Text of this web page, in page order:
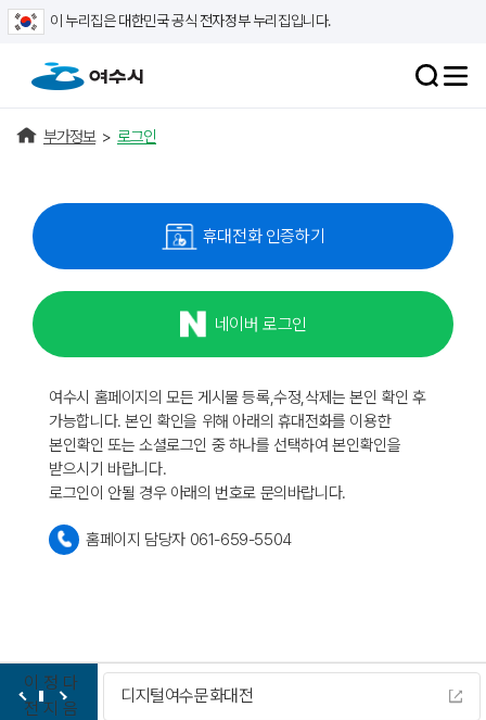
이 누리집은 대한민국 공식 전자정부 누리집입니다.
부가정보 > 로그인
휴대전화 인증하기
네이버 로그인
여수시 홈페이지의 모든 게시물 등록,수정,삭제는 본인 확인 후
가능합니다. 본인 확인을 위해 아래의 휴대전화를 이용한
본인확인 또는 소셜로그인 중 하나를 선택하여 본인확인을
받으시기 바랍니다.
로그인이 안될 경우 아래의 번호로 문의바랍니다.
홈페이지 담당자 061-659-5504
이
전
정
지
다
음
디지털여수문화대전